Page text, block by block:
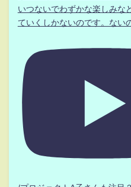
いつないでわずかな楽しみな
ていくしかないのです。ない